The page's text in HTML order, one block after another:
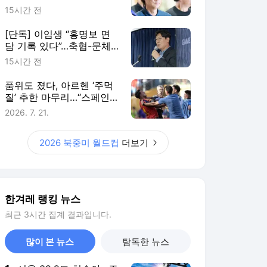
한겨레 랭킹 뉴스
최근 3시간 집계 결과입니다.
많이 본 뉴스 탐독한 뉴스
1 서울 39.9도 치솟아…주
말엔 ‘호우특보급 폭우’
동해안으로
9시간 전
하이닉스 10% 폭락…프
리마켓서 29.98% 빠진
28도…이 아파트 ‘블라
인드’ 창밖에 달렸네
12시간 전
4
‘윤석열 관저 봐주기 감
사’ 유병호 구속적부심
8시간 전